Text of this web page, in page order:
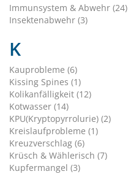
Immunsystem & Abwehr (24)
Insektenabwehr (3)
K
Kauprobleme (6)
Kissing Spines (1)
Kolikanfälligkeit (12)
Kotwasser (14)
KPU(Kryptopyrrolurie) (2)
Kreislaufprobleme (1)
Kreuzverschlag (6)
Krüsch & Wählerisch (7)
Kupfermangel (3)